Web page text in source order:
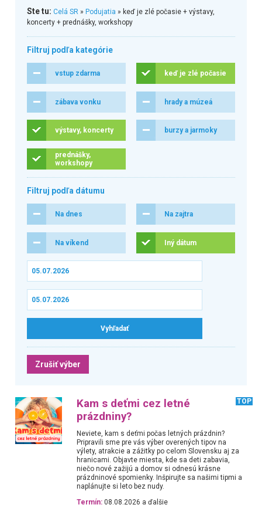
Ste tu: Celá SR» Podujatia » keď je zlé počasie + výstavy,
koncerty + prednášky, workshopy
Filtruj podľa kategórie
vstup zdarma keď je zlé počasie
zábava vonku hrady a múzeá
výstavy, koncerty burzy a jarmoky
prednášky,
workshopy
Filtruj podľa dátumu
Na dnes Na zajtra
Na víkend Iný dátum
Zrušiť výber
Kam s deťmi cez letné
prázdniny?
TOP
Neviete, kam s deťmi počas letných prázdnin?
Pripravili sme pre vás výber overených tipov na
výlety, atrakcie a zážitky po celom Slovensku aj za
hranicami. Objavte miesta, kde sa deti zabavia,
niečo nové zažijú a domov si odnesú krásne
prázdninové spomienky. Inšpirujte sa našimi tipmi a
naplánujte si leto bez nudy.
Termín: 08.08.2026 a ďalšie